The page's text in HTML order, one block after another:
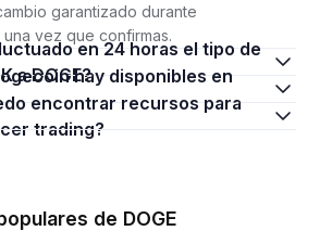
garantizado durante
vez que confirmas.
a DOGE?
trading?
de DOGE